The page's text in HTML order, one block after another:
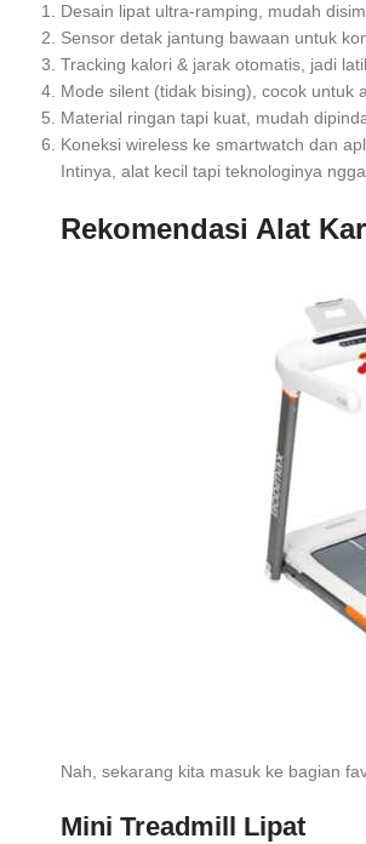
Desain lipat ultra-ramping, mudah
Sensor detak jantung bawaan untuk
Tracking kalori & jarak otomatis, jadi
Mode silent (tidak bising), cocok untuk
Material ringan tapi kuat, mudah
Koneksi wireless ke smartwatch dan
Intinya, alat kecil tapi teknologinya
Rekomendasi Alat
Nah, sekarang kita masuk ke bagian
Mini Treadmill Lipat